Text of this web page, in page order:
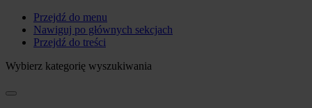
Przejdź do menu
Nawiguj po głównych sekcjach
Przejdź do treści
Wybierz kategorię wyszukiwania